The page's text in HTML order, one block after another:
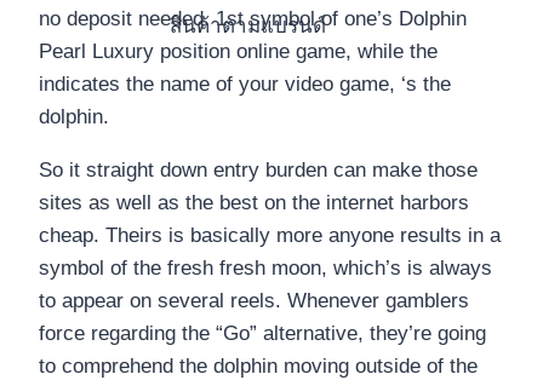
สินค้าตามแบรนด์
no deposit needed. 1st symbol of one’s Dolphin
Pearl Luxury position online game, while the
indicates the name of your video game, ‘s the
dolphin.
So it straight down entry burden can make those
sites as well as the best on the internet harbors
cheap. Theirs is basically more anyone results in a
symbol of the fresh fresh moon, which’s is always
to appear on several reels. Whenever gamblers
force regarding the “Go” alternative, they’re going
to comprehend the dolphin moving outside of the